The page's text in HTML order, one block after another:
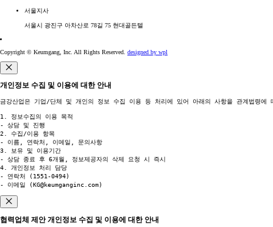
서울지사
서울시 광진구 아차산로 78길 75 현대골든텔
Copyright © Keumgang, Inc. All Rights Reserved. designed by wpl
개인정보 수집 및 이용에 대한 안내
금강산업은 기업/단체 및 개인의 정보 수집 이용 등 처리에 있어 아래의 사항을 관계법령에
1. 정보수집의 이용 목적
- 상담 및 진행
2. 수집/이용 항목
- 이름, 연락처, 이메일, 문의사항
3. 보유 및 이용기간
- 상담 종료 후 6개월, 정보제공자의 삭제 요청 시 즉시
4. 개인정보 처리 담당
- 연락처 (1551-0494)
- 이메일 (KG@keumganginc.com)
협력업체 제안 개인정보 수집 및 이용에 대한 안내